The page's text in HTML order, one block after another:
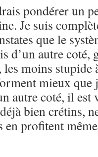
pondérer un
Je suis
que le
d’un autre coté,
les moins stupide
mieux
autre coté, il est
bien crétins,
en profitent